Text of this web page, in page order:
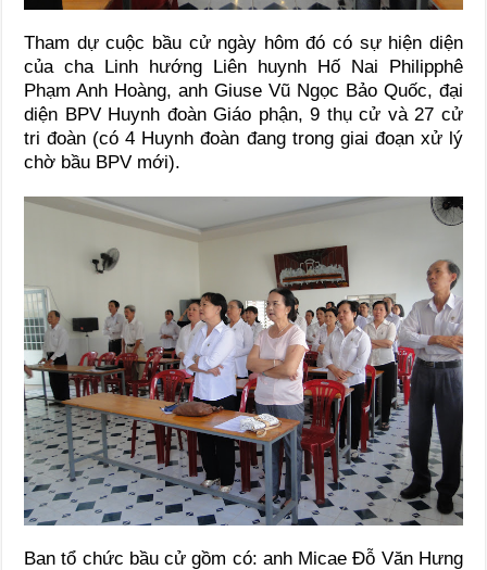
Tham dự cuộc bầu cử ngày hôm đó có sự hiện diện
của cha Linh hướng Liên huynh Hố Nai Philipphê
Phạm Anh Hoàng, anh Giuse Vũ Ngọc Bảo Quốc, đại
diện BPV Huynh đoàn Giáo phận, 9 thụ cử và 27 cử
tri đoàn (có 4 Huynh đoàn đang trong giai đoạn xử lý
chờ bầu BPV mới).
Ban tổ chức bầu cử gồm có: anh Micae Đỗ Văn Hưng